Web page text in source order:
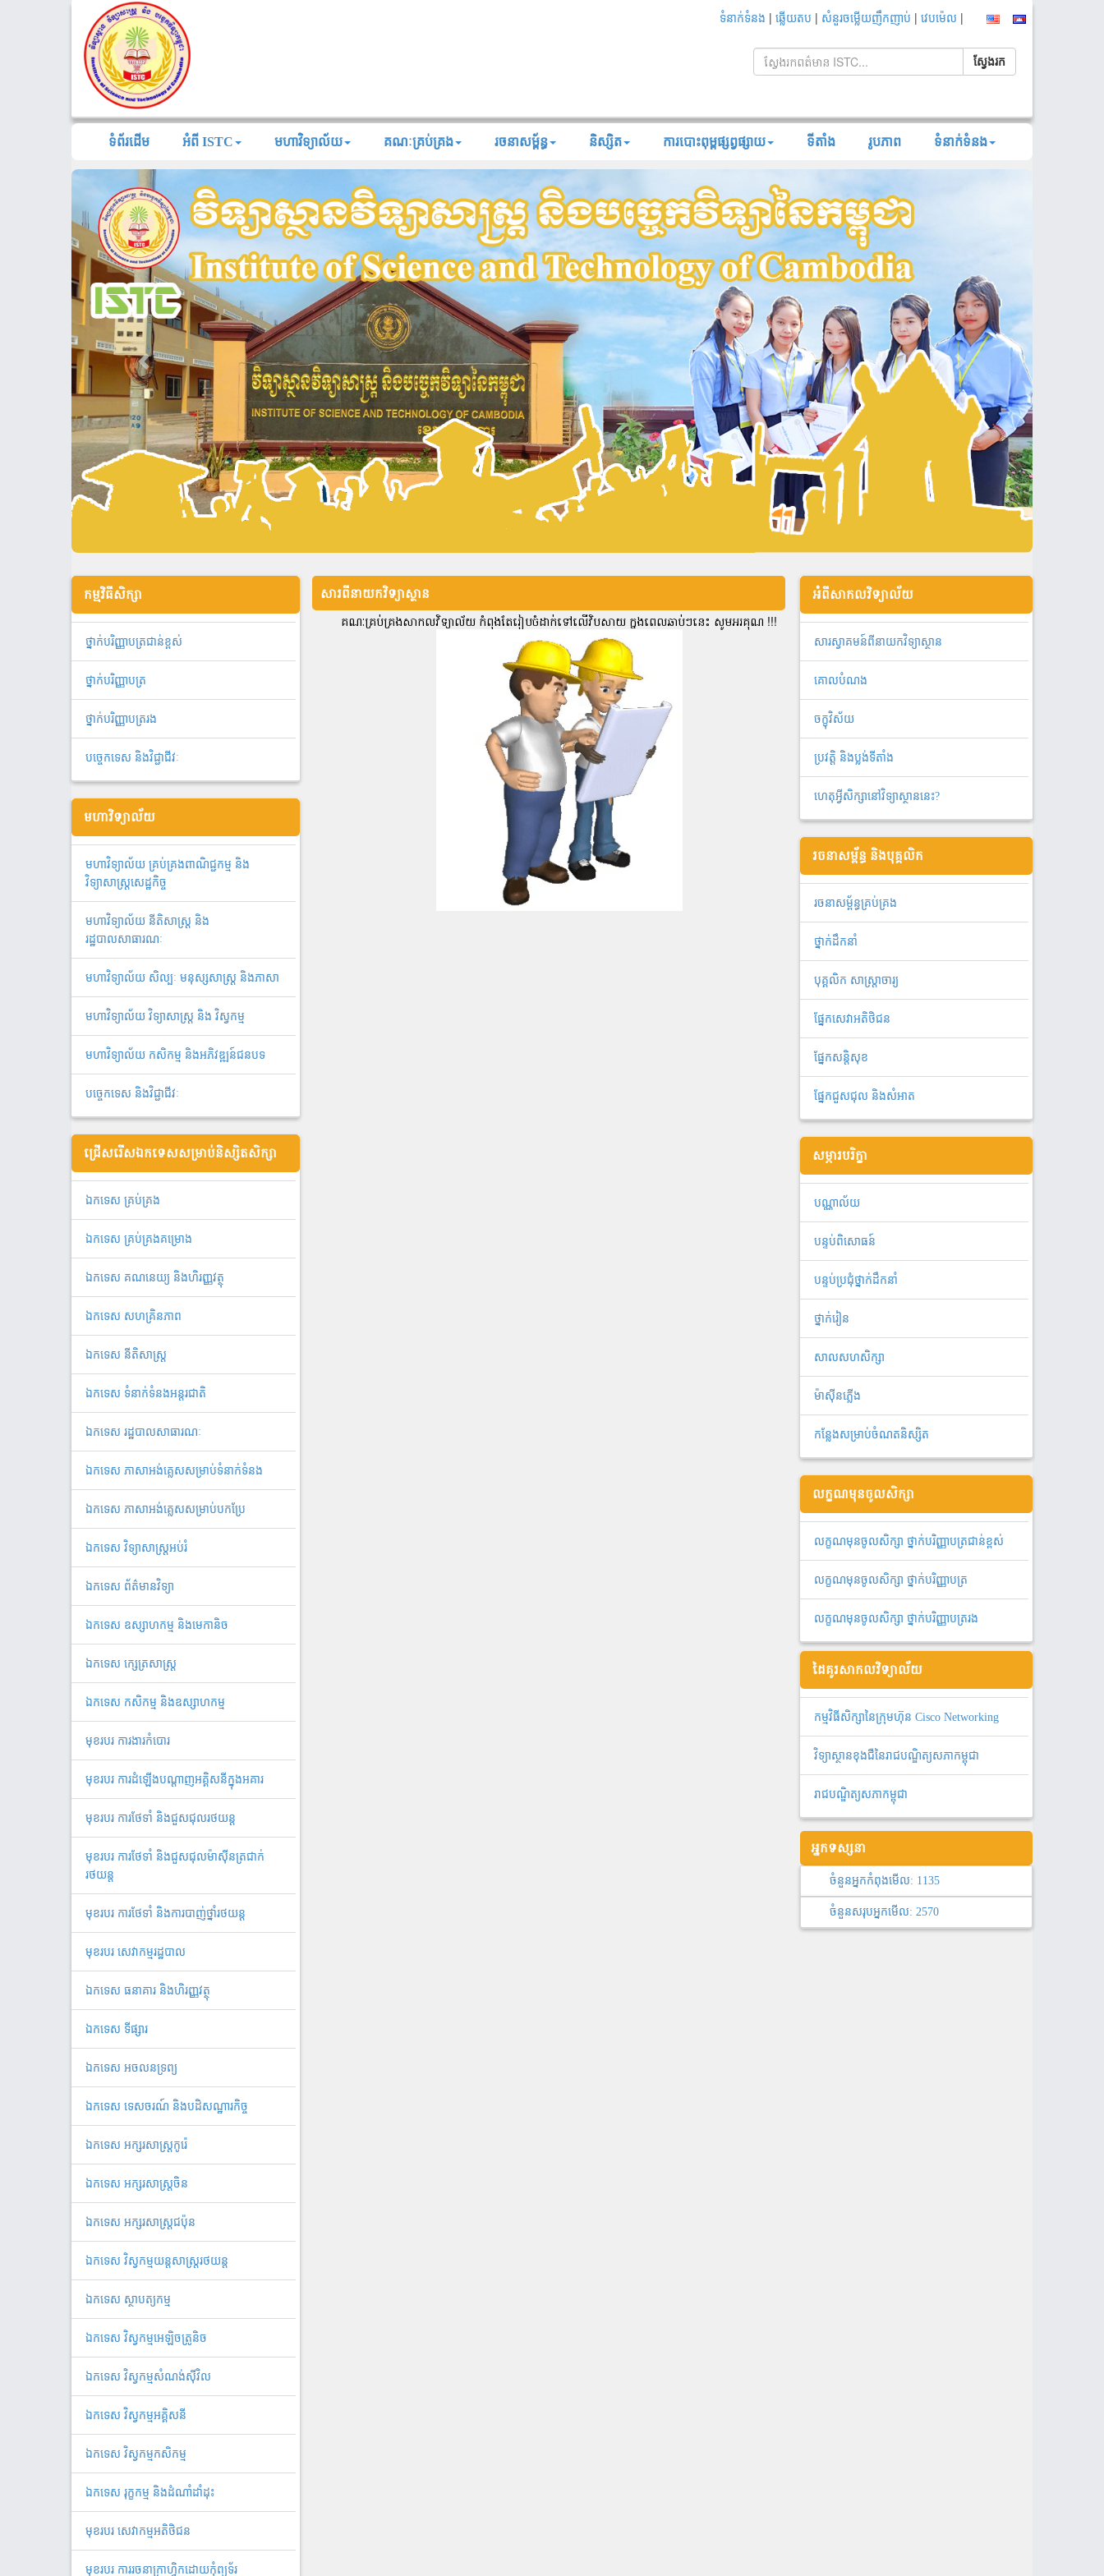
ទំនាក់ទំនង | ឆ្លើយតប | សំនួរចម្លើយញឹកញាប់ | វេបម៉េល |
ទំព័រដើម អំពី ISTC មហាវិទ្យាល័យ គណៈគ្រប់គ្រង រចនាសម្ព័ន្ធ និស្សិត ការបោះពុម្ពផ្សព្វផ្សាយ ទីតាំង រូបភាព ទំនាក់ទំនង
កម្មវិធីសិក្សា
ថ្នាក់បរិញ្ញាបត្រជាន់ខ្ពស់
ថ្នាក់បរិញ្ញាបត្រ
ថ្នាក់បរិញ្ញាបត្ររង
បច្ចេកទេស និងវិជ្ជាជីវៈ
មហាវិទ្យាល័យ
មហាវិទ្យាល័យ គ្រប់គ្រងពាណិជ្ជកម្ម និង
វិទ្យាសាស្រ្តសេដ្ឋកិច្ច
មហាវិទ្យាល័យ នីតិសាស្រ្ត និង
រដ្ឋបាលសាធារណៈ
មហាវិទ្យាល័យ សិល្បៈ មនុស្សសាស្ត្រ និងភាសា
មហាវិទ្យាល័យ វិទ្យាសាស្រ្ត និង វិស្វកម្ម
មហាវិទ្យាល័យ កសិកម្ម និងអភិវឌ្ឍន៍ជនបទ
បច្ចេកទេស និងវិជ្ជាជីវៈ
ជ្រើសរើសឯកទេសសម្រាប់និស្សិតសិក្សា
ឯ​ក​ទេស​ ​គ្រប់គ្រង​
ឯកទេស គ្រប់គ្រងគម្រោង
ឯកទេស គណនេយ្យ និងហិរញ្ញវត្ថុ
ឯកទេស សហគ្រិនភាព
ឯកទេស នីតិសាស្ត្រ
ឯកទេស ទំនាក់ទំនងអន្តរជាតិ
ឯកទេស រដ្ឋបាលសាធារណៈ
ឯកទេស ភាសាអង់គ្លេសសម្រាប់ទំនាក់ទំនង
ឯកទេស ភាសាអង់គ្លេសសម្រាប់បកប្រែ
ឯកទេស វិទ្យាសាស្ត្រអប់រំ
ឯកទេស ព័ត៌មានវិទ្យា
ឯកទេស ឧស្សាហកម្ម និងមេកានិច
ឯកទេស ក្សេត្រសាស្ត្រ
ឯកទេស កសិកម្ម និងឧស្សាហកម្ម
មុខរបរ ការងារកំបោរ
មុខរបរ ការដំឡើងបណ្ដាញអគ្គិសនីក្នុងអគារ
មុខរបរ ការថែទាំ និងជួសជុលរថយន្ត
មុខរបរ ការថែទាំ និងជួសជុលម៉ាស៊ីនត្រជាក់
រថយន្ត
មុខរបរ ការថែទាំ និងការបាញ់ថ្នាំរថយន្ត
មុខរបរ សេវាកម្មរដ្ឋបាល
ឯកទេស ធនាគារ និងហិរញ្ញវត្ថុ
ឯកទេស ទីផ្សារ
ឯកទេស អចលនទ្រព្យ
ឯកទេស ទេសចរណ៍ និងបដិសណ្ឋារកិច្ច
ឯកទេស អក្សរសាស្ត្រកូរ៉េ
ឯកទេស អក្សរសាស្ត្រចិន
ឯកទេស អក្សរសាស្ត្រជប៉ុន
ឯកទេស វិស្វកម្មយន្តសាស្ត្ររថយន្ត
ឯកទេស ស្ថាបត្យកម្ម
ឯកទេស វិស្វកម្មអេឡិចត្រូនិច
ឯកទេស វិស្វកម្មសំណង់ស៊ីវិល
ឯកទេស វិស្វកម្មអគ្គិសនី
ឯ​ក​ទេស​ ​វិស្វកម្មកសិកម្ម
ឯកទេស រុក្ខកម្ម និងដំណាំដាំដុះ
មុខរបរ សេវាកម្មអតិថិជន
មុខរបរ ការរចនាក្រាហ្វិកដោយកុំព្យូទ័រ
សារពីនាយកវិទ្យាស្ថាន
គណៈគ្រប់គ្រងសាកលវិទ្យាល័យ កំពុងតែរៀបចំដាក់ទៅលើវិបសាយ ក្នុងពេលឆាប់ៗនេះ សូមអរគុណ !!!
អំពីសាកលវិទ្យាល័យ
សារស្វាគមន៍ពីនាយកវិទ្យាស្ថាន
គោលបំណង
ចក្ខុវិស័យ
ប្រវត្តិ និងប្លង់ទីតាំង
ហេតុអ្វីសិក្សានៅវិទ្យាស្ថាននេះ?
រចនាសម្ព័ន្ធ និងបុគ្គលិក
រចនាសម្ព័ន្ធគ្រប់គ្រង
ថ្នាក់ដឹកនាំ
បុគ្គលិក សាស្ត្រាចារ្យ
ផ្នែកសេវាអតិថិជន
ផ្នែកសន្តិសុខ
ផ្នែកជួសជុល និងសំអាត
សម្ភារបរិក្ខា
បណ្ណាល័យ
បន្ទប់ពិសោធន៍
បន្ទប់ប្រជុំថ្នាក់ដឹកនាំ
ថ្នាក់រៀន
សាលសហសិក្សា
ម៉ាស៊ីនភ្លើង
កន្លែងសម្រាប់ចំណតនិស្សិត
លក្ខណមុនចូលសិក្សា
លក្ខណមុនចូលសិក្សា ថ្នាក់បរិញ្ញាបត្រជាន់ខ្ពស់
លក្ខណមុនចូលសិក្សា ថ្នាក់បរិញ្ញាបត្រ
លក្ខណមុនចូលសិក្សា ថ្នាក់បរិញ្ញាបត្ររង
ដៃគូរសាកលវិទ្យាល័យ
កម្មវិធីសិក្សានៃក្រុមហ៊ុន Cisco Networking
វិទ្យាស្ថានខុងជឺនៃរាជបណ្ឌិត្យសភាកម្ពុជា
រាជបណ្ឌិត្យសភាកម្ពុជា
អ្នកទស្សនា
ចំនួនអ្នកកំពុងមើល: 1135
ចំនួនសរុបអ្នកមើល:2570